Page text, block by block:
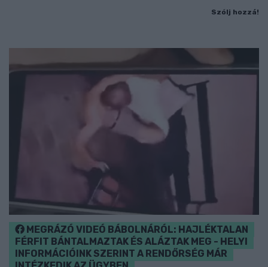
Szólj hozzá!
MEGRÁZÓ VIDEÓ BÁBOLNÁRÓL: HAJLÉKTALAN
FÉRFIT BÁNTALMAZTAK ÉS ALÁZTAK MEG - HELYI
INFORMÁCIÓINK SZERINT A RENDŐRSÉG MÁR